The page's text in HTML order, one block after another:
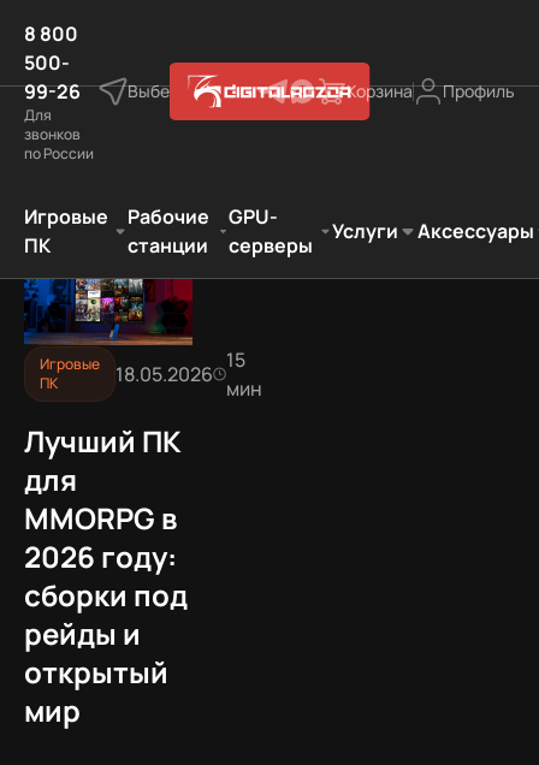
8 800
500-
99-26
Для
звонков
по России
Выберите город Корзина Профиль
Игровые
ПК
Рабочие
станции
GPU-
серверы
Услуги Аксессуары
Игровые
ПК
18.05.2026
15
мин
Лучший ПК
для
MMORPG в
2026 году:
сборки под
рейды и
открытый
мир